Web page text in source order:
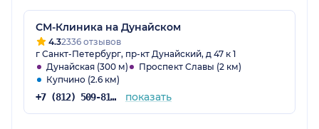
СМ-Клиника на Дунайском
4.32336 отзывов
г Санкт-Петербург, пр-кт Дунайский, д 47 к 1
Дунайская (300 м)
Проспект Славы (2 км)
Купчино (2.6 км)
+7 (812) 509-81-68 показать